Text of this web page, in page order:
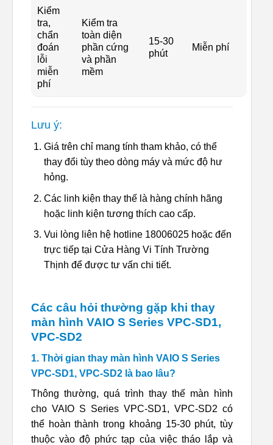
Kiểm
tra,
chẩn
đoán
lỗi
miễn
phí
Kiểm tra
toàn diện
phần cứng
và phần
mềm
15-30
phút
Miễn phí
Lưu ý:
Giá trên chỉ mang tính tham khảo, có thể
thay đổi tùy theo dòng máy và mức độ hư
hỏng.
Các linh kiện thay thế là hàng chính hãng
hoặc linh kiện tương thích cao cấp.
Vui lòng liên hệ hotline 18006025 hoặc đến
trực tiếp tại Cửa Hàng Vi Tính Trường
Thịnh để được tư vấn chi tiết.
Các câu hỏi thường gặp khi thay
màn hình VAIO S Series VPC-SD1,
VPC-SD2
1. Thời gian thay màn hình VAIO S Series
VPC-SD1, VPC-SD2 là bao lâu?
Thông thường, quá trình thay thế màn hình
cho VAIO S Series VPC-SD1, VPC-SD2 có
thể hoàn thành trong khoảng 15-30 phút, tùy
thuộc vào độ phức tạp của việc tháo lắp và